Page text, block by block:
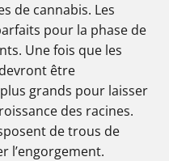
de cannabis. Les
pour la phase de
Une fois que les
être
grands pour laisser
des racines.
de trous de
l’engorgement.